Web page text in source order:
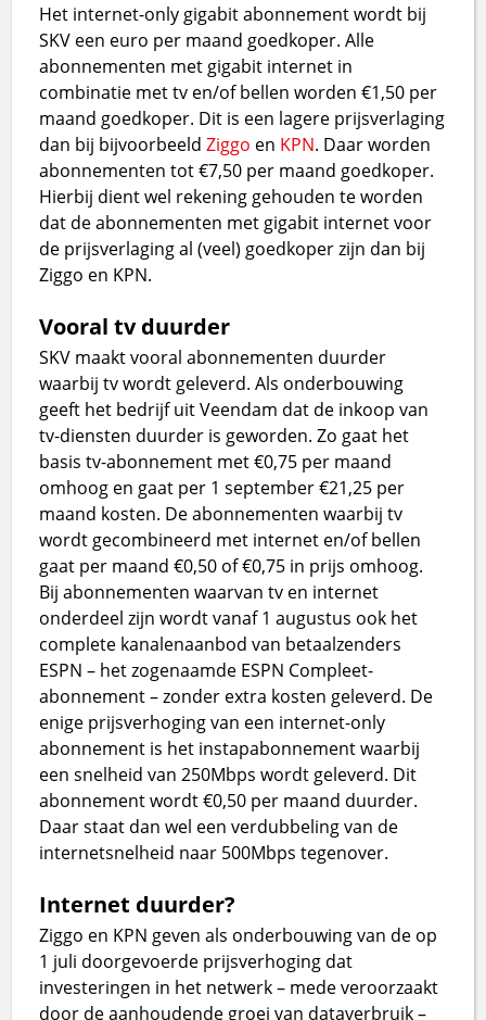
Het internet-only gigabit abonnement wordt bij
SKV een euro per maand goedkoper. Alle
abonnementen met gigabit internet in
combinatie met tv en/of bellen worden €1,50 per
maand goedkoper. Dit is een lagere prijsverlaging
dan bij bijvoorbeeldZiggo en KPN. Daar worden
abonnementen tot €7,50 per maand goedkoper.
Hierbij dient wel rekening gehouden te worden
dat de abonnementen met gigabit internet voor
de prijsverlaging al (veel) goedkoper zijn dan bij
Ziggo en KPN.
Vooral tv duurder
SKV maakt vooral abonnementen duurder
waarbij tv wordt geleverd. Als onderbouwing
geeft het bedrijf uit Veendam dat de inkoop van
tv-diensten duurder is geworden. Zo gaat het
basis tv-abonnement met €0,75 per maand
omhoog en gaat per 1 september €21,25 per
maand kosten. De abonnementen waarbij tv
wordt gecombineerd met internet en/of bellen
gaat per maand €0,50 of €0,75 in prijs omhoog.
Bij abonnementen waarvan tv en internet
onderdeel zijn wordt vanaf 1 augustus ook het
complete kanalenaanbod van betaalzenders
ESPN – het zogenaamde ESPN Compleet-
abonnement – zonder extra kosten geleverd. De
enige prijsverhoging van een internet-only
abonnement is het instapabonnement waarbij
een snelheid van 250Mbps wordt geleverd. Dit
abonnement wordt €0,50 per maand duurder.
Daar staat dan wel een verdubbeling van de
internetsnelheid naar 500Mbps tegenover.
Internet duurder?
Ziggo en KPN geven als onderbouwing van de op
1 juli doorgevoerde prijsverhoging dat
investeringen in het netwerk – mede veroorzaakt
door de aanhoudende groei van dataverbruik –